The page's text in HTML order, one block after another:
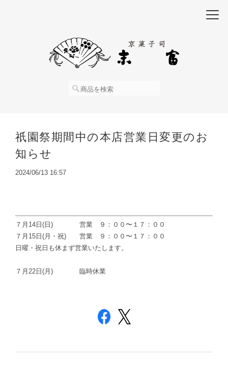
祇園祭期間中の本店営業日変更のお
知らせ
2024/06/13 16:57
７月14日(日) 営業 ９：００〜１７：００
７月15日(月・祝) 営業 ９：００〜１７：００
日曜・祝日も休まず営業いたします。
７月22日(月) 臨時休業